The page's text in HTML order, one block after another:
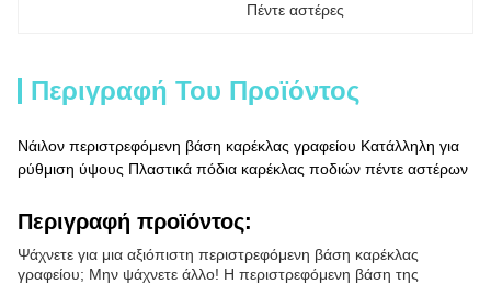
Πέντε αστέρες
Περιγραφή Του Προϊόντος
Νάιλον περιστρεφόμενη βάση καρέκλας γραφείου Κατάλληλη για
ρύθμιση ύψους Πλαστικά πόδια καρέκλας ποδιών πέντε αστέρων
Περιγραφή προϊόντος:
Ψάχνετε για μια αξιόπιστη περιστρεφόμενη βάση καρέκλας
γραφείου; Μην ψάχνετε άλλο! Η περιστρεφόμενη βάση της